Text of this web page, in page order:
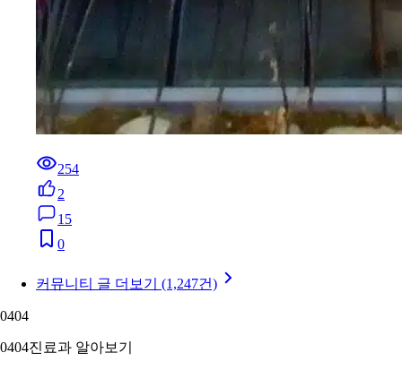
254
2
15
0
커뮤니티 글 더보기 (1,247건)
0404
0404진료과 알아보기